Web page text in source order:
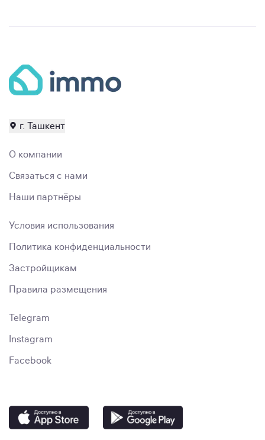
г. Ташкент
О компании
Связаться с нами
Наши партнёры
Условия использования
Политика конфиденциальности
Застройщикам
Правила размещения
Telegram
Instagram
Facebook